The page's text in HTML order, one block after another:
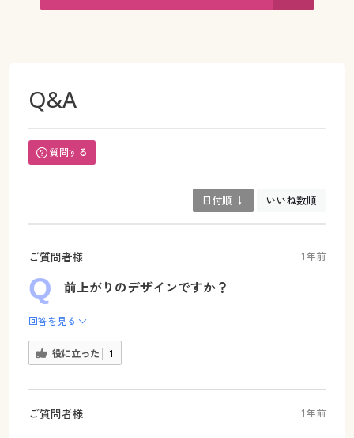
Q&A
質問する
日付順 ↓ いいね数順
ご質問者様 1年前
前上がりのデザインですか？
回答を見る
役に立った 1
ご質問者様 1年前